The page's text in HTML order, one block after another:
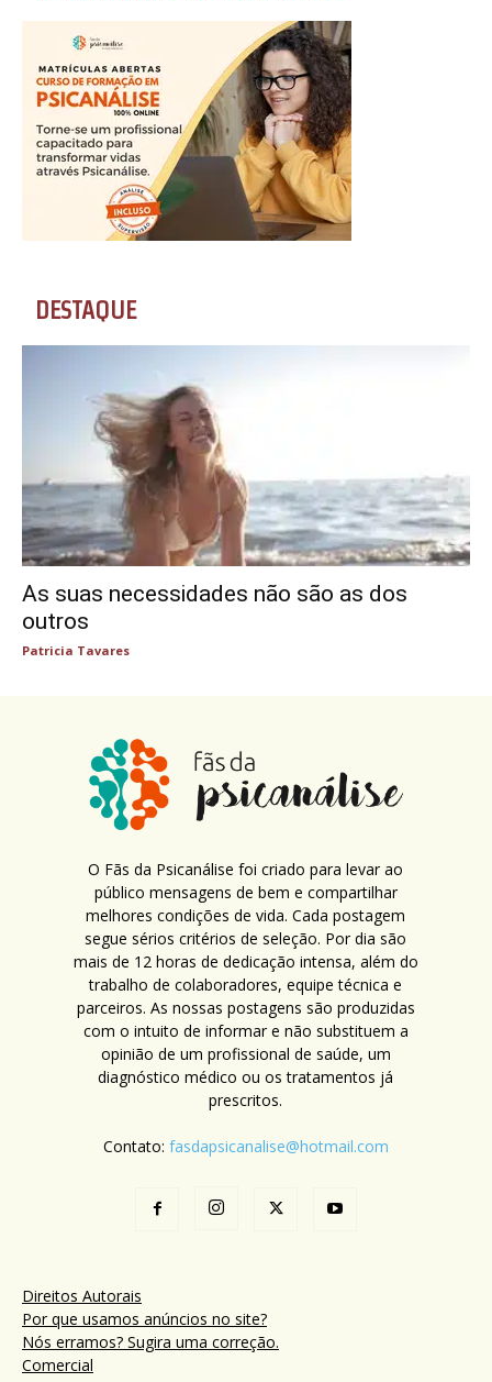
DESTAQUE
As suas necessidades não são as dos
outros
Patricia Tavares
O Fãs da Psicanálise foi criado para levar ao
público mensagens de bem e compartilhar
melhores condições de vida. Cada postagem
segue sérios critérios de seleção. Por dia são
mais de 12 horas de dedicação intensa, além do
trabalho de colaboradores, equipe técnica e
parceiros. As nossas postagens são produzidas
com o intuito de informar e não substituem a
opinião de um profissional de saúde, um
diagnóstico médico ou os tratamentos já
prescritos.
Contato: fasdapsicanalise@hotmail.com
Direitos Autorais
Por que usamos anúncios no site?
Nós erramos? Sugira uma correção.
Comercial